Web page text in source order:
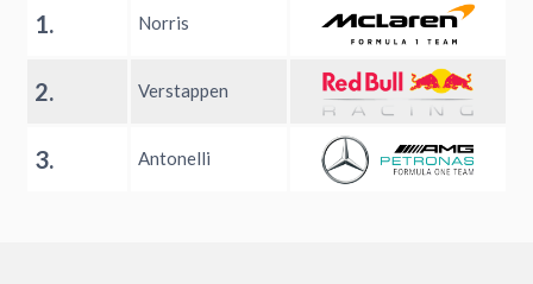
1. Norris
2. Verstappen
3. Antonelli